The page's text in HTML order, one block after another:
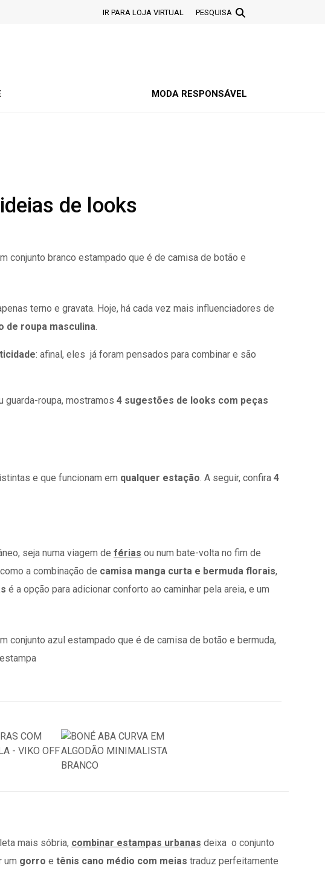
IR PARA LOJA VIRTUAL PESQUISA
MODA RESPONSÁVEL
de looks
terno e gravata. Hoje, há cada vez mais influenciadores de
de roupa masculina.
: afinal, eles já foram pensados para combinar e são
guarda-roupa, mostramos 4 sugestões de looks com peças
e que funcionam em qualquer estação. A seguir, confira 4
seja numa viagem de férias ou num bate-volta no fim de
a combinação de camisa manga curta e bermuda florais,
é a opção para adicionar conforto ao caminhar pela areia, e um
mais sóbria, combinar estampas urbanas deixa o conjunto
um gorro e tênis cano médio com meias traduz perfeitamente